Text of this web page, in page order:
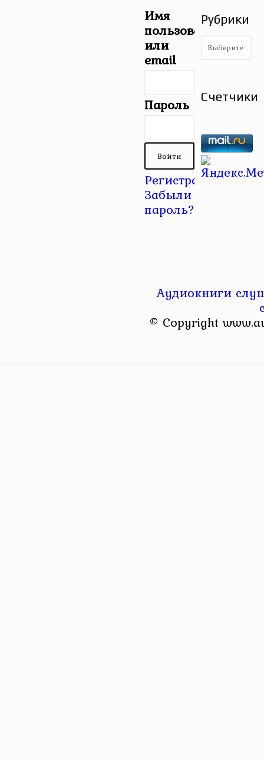
Имя
пользователя
или
email
Пароль
Регистрация |
Забыли
пароль?
Рубрики
Рубрики
Счетчики
Аудиокниги
© Copyright